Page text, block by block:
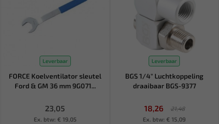
Leverbaar
FORCE Koelventilator sleutel
Ford & GM 36 mm 9G071...
23,05
Ex. btw: € 19,05
Leverbaar
BGS 1/4" Luchtkoppeling
draaibaar BGS-9377
18,26
21,48
Ex. btw: € 15,09